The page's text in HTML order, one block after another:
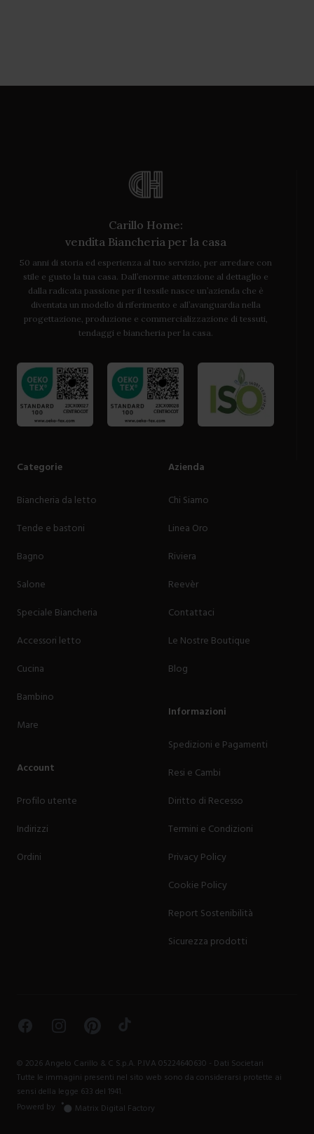
Carillo Home:
vendita Biancheria per la casa
50 anni di storia ed esperienza al tuo servizio, per arredare con
stile e gusto la tua casa. Dall’enorme attenzione al dettaglio e
dalla radicata passione per il tessile nasce un’azienda che è
diventata un modello di riferimento e all’avanguardia nella
progettazione, produzione e commercializzazione di tessuti,
tendaggi e biancheria per la casa.
Categorie
Biancheria da letto
Tende e bastoni
Bagno
Salone
Speciale Biancheria
Accessori letto
Cucina
Bambino
Mare
Account
Profilo utente
Indirizzi
Ordini
Azienda
Chi Siamo
Linea Oro
Riviera
Reevèr
Contattaci
Le Nostre Boutique
Blog
Informazioni
Spedizioni e Pagamenti
Resi e Cambi
Diritto di Recesso
Termini e Condizioni
Privacy Policy
Cookie Policy
Report Sostenibilità
Sicurezza prodotti
FacebookInstagramPinterestTikTok
© 2026 Angelo Carillo & C S.p.A. P.IVA 05224640630 - Dati Societari
Tutte le immagini presenti nel sito web sono da considerarsi protette ai
sensi della legge 633 del 1941.
Powerd by
Matrix Digital Factory